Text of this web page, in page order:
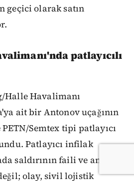
olarak satın
patlayıcılı
Halle Havalimanı
ait bir Antonov uçağının
Semtex tipi patlayıcı
Patlayıcı infilak
saldırının faili ve amacı
olay, sivil lojistik